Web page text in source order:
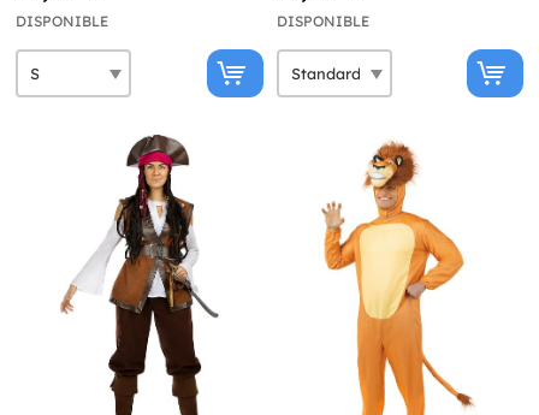
DISPONIBLE DISPONIBLE